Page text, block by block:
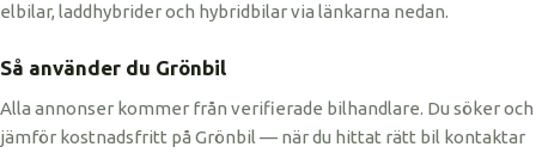
elbilar, laddhybrider och hybridbilar via länkarna nedan.
Så använder du Grönbil
Alla annonser kommer från verifierade bilhandlare. Du söker och
jämför kostnadsfritt på Grönbil — när du hittat rätt bil kontaktar